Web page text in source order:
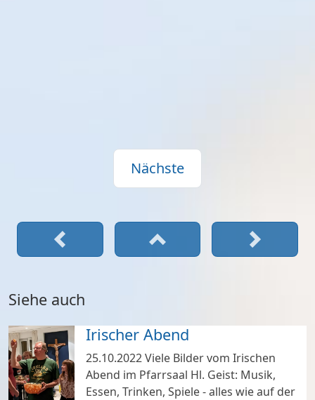
Nächste
Siehe auch
Irischer Abend
25.10.2022Viele Bilder vom Irischen
Abend im Pfarrsaal Hl. Geist: Musik,
Essen, Trinken, Spiele - alles wie auf der